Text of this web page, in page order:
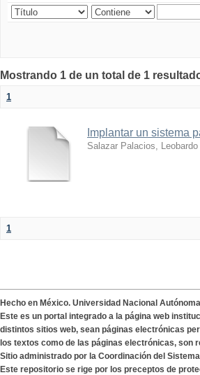
Mostrando 1 de un total de 1
1
Implantar un sistema
Salazar Palacios,
1
Hecho en México. Universidad Nacional
Este es un portal integrado a la página web
distintos sitios web, sean páginas electrónicas
los textos como de las páginas electrónicas,
Sitio administrado por la Coordinación del
Este repositorio se rige por los preceptos de